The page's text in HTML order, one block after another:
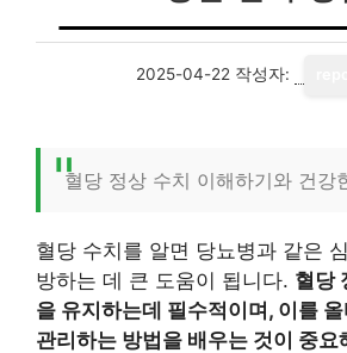
2025-04-22 작성자:
혈당 정상 수치 이해하기와 건강
혈당 수치를 알면 당뇨병과 같은
방하는 데 큰 도움이 됩니다. 혈당
을 유지하는데 필수적이며, 이를
관리하는 방법을 배우는 것이 중요